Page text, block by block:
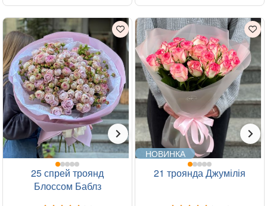
25 спрей троянд
Блоссом Баблз
НОВИНКА
21 троянда Джумілія